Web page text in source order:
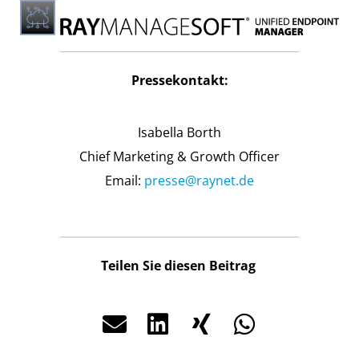
Pressekontakt:
Isabella Borth
Chief Marketing & Growth Officer
Email: presse@raynet.de
Teilen Sie diesen Beitrag